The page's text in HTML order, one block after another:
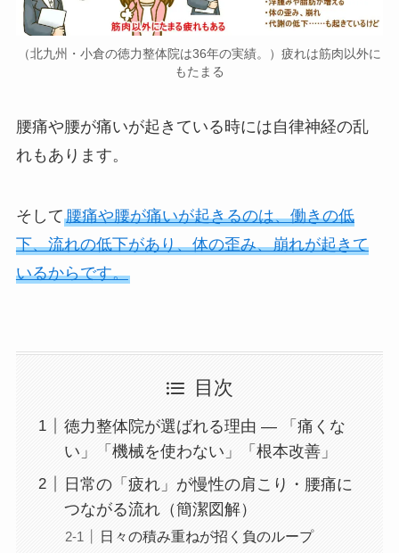
（北九州・小倉の徳力整体院は36年の実績。）疲れは筋肉以外に
もたまる
腰痛や腰が痛いが起きている時には自律神経の乱
れもあります。
そして腰痛や腰が痛いが起きるのは、働きの低
下、流れの低下があり、体の歪み、崩れが起きて
いるからです。
目次
徳力整体院が選ばれる理由 — 「痛くな
い」「機械を使わない」「根本改善」
日常の「疲れ」が慢性の肩こり・腰痛に
つながる流れ（簡潔図解）
日々の積み重ねが招く負のループ